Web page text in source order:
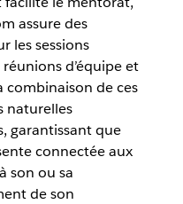
assure des
les sessions
d’équipe et
combinaison de ces
naturelles
garantissant que
connectée aux
son ou sa
de son